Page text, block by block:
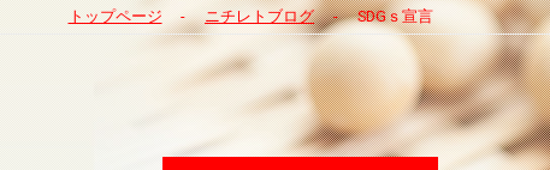
トップページ ニチレトブログ SDGｓ宣言